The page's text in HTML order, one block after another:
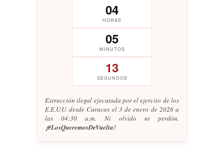
04
HORAS
05
MINUTOS
14
SEGUNDOS
Extracción ilegal ejecutada por el ejercito de los
E.E.U.U. desde Caracas el 3 de enero de 2026 a
las 04:30 a.m. Ni olvido ni perdón.
¡#LosQueremosDeVuelta!